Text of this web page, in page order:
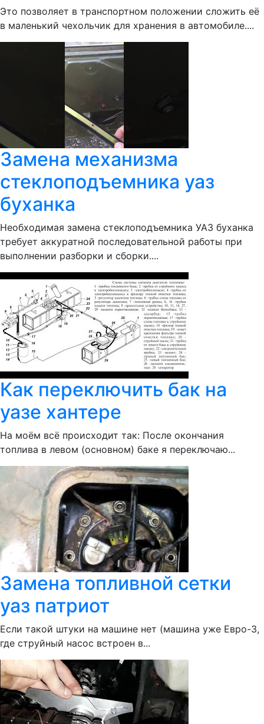
Это позволяет в транспортном положении сложить её
в маленький чехольчик для хранения в автомобиле....
Замена механизма
стеклоподъемника уаз
буханка
Необходимая замена стеклоподъемника УАЗ буханка
требует аккуратной последовательной работы при
выполнении разборки и сборки....
Как переключить бак на
уазе хантере
На моём всё происходит так: После окончания
топлива в левом (основном) баке я переключаю...
Замена топливной сетки
уаз патриот
Если такой штуки на машине нет (машина уже Евро-3,
где струйный насос встроен в...